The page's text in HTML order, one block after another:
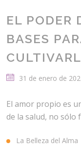
EL PODER
BASES
31 de enero de
El amor propio es
de la salud, no sólo
La Belleza del Alma